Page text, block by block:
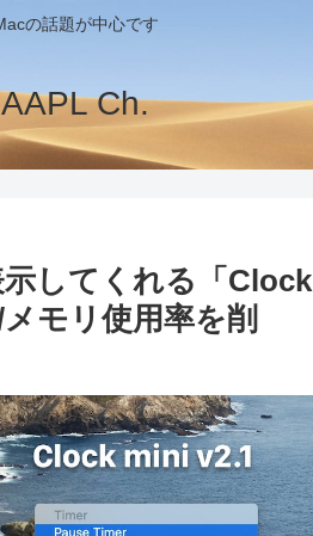
の話題が中心です
AAPL Ch.
してくれる「Clock
モリ使用率を削